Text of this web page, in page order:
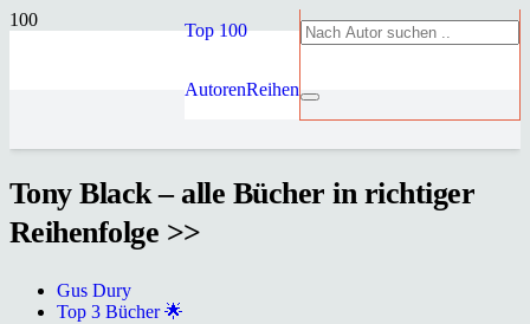
Top 100
AutorenReihen
Tony Black – alle Bücher in richtiger
Reihenfolge >>
Gus Dury
Top 3 Bücher 🌟